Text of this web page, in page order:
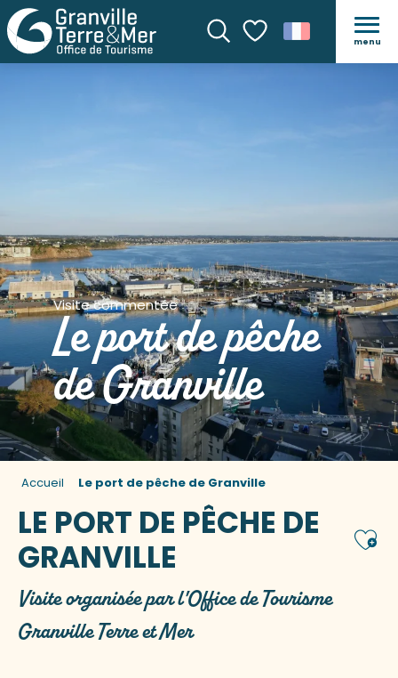
Recherche
Voir les favoris
menu
Visite commentée
Le port de pêche
de Granville
Accueil Le port de pêche de Granville
LE PORT DE PÊCHE DE
GRANVILLE
Visite organisée par l'Office de Tourisme
Granville Terre et Mer